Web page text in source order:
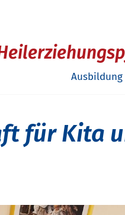
Ausbildung
für Kita